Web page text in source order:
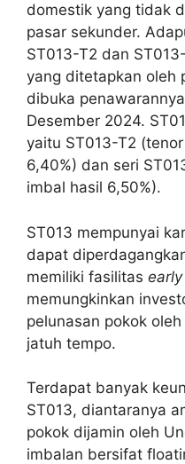
domestik yang tidak
pasar sekunder.
ST013-T2 dan
yang ditetapkan oleh
dibuka
Desember 2024.
yaitu ST013-T2
6,40%) dan seri
imbal hasil 6,50%).
ST013 mempunyai
dapat
memiliki fasilitas
memungkinkan
pelunasan pokok
jatuh tempo.
Terdapat banyak
ST013, diantaranya
pokok dijamin oleh
imbalan bersifat